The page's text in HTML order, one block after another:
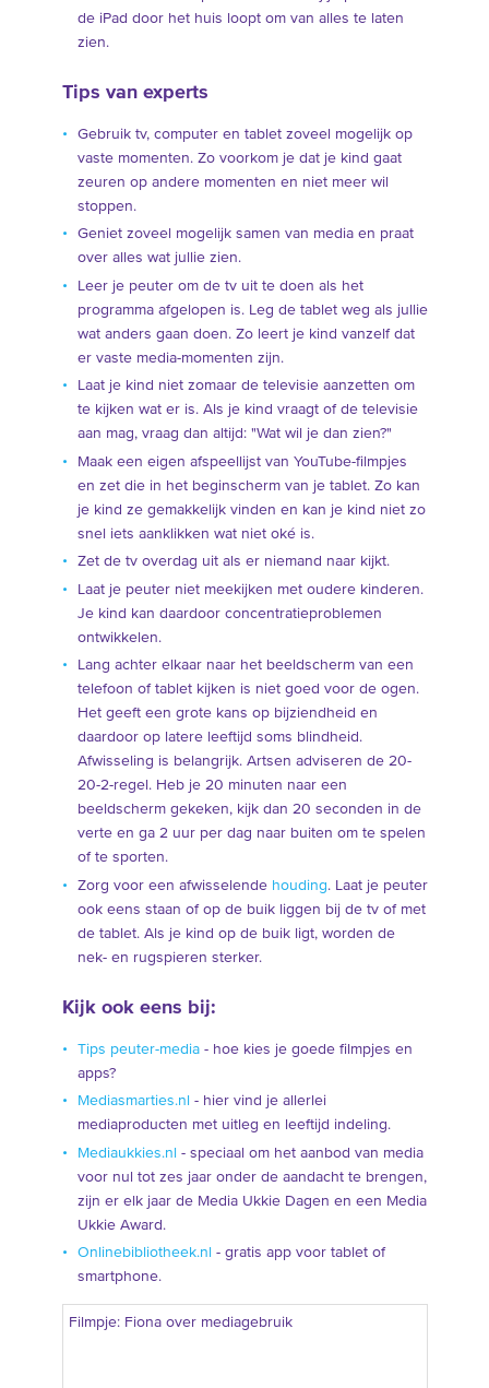
de iPad door het huis loopt om van alles te laten
zien.
Tips van experts
Gebruik tv, computer en tablet zoveel mogelijk op
vaste momenten. Zo voorkom je dat je kind gaat
zeuren op andere momenten en niet meer wil
stoppen.
Geniet zoveel mogelijk samen van media en praat
over alles wat jullie zien.
Leer je peuter om de tv uit te doen als het
programma afgelopen is. Leg de tablet weg als jullie
wat anders gaan doen. Zo leert je kind vanzelf dat
er vaste media-momenten zijn.
Laat je kind niet zomaar de televisie aanzetten om
te kijken wat er is. Als je kind vraagt of de televisie
aan mag, vraag dan altijd: "Wat wil je dan zien?"
Maak een eigen afspeellijst van YouTube-filmpjes
en zet die in het beginscherm van je tablet. Zo kan
je kind ze gemakkelijk vinden en kan je kind niet zo
snel iets aanklikken wat niet oké is.
Zet de tv overdag uit als er niemand naar kijkt.
Laat je peuter niet meekijken met oudere kinderen.
Je kind kan daardoor concentratieproblemen
ontwikkelen.
Lang achter elkaar naar het beeldscherm van een
telefoon of tablet kijken is niet goed voor de ogen.
Het geeft een grote kans op bijziendheid en
daardoor op latere leeftijd soms blindheid.
Afwisseling is belangrijk. Artsen adviseren de 20-
20-2-regel. Heb je 20 minuten naar een
beeldscherm gekeken, kijk dan 20 seconden in de
verte en ga 2 uur per dag naar buiten om te spelen
of te sporten.
Zorg voor een afwisselende houding. Laat je peuter
ook eens staan of op de buik liggen bij de tv of met
de tablet. Als je kind op de buik ligt, worden de
nek- en rugspieren sterker.
Kijk ook eens bij:
Tips peuter-media- hoe kies je goede filmpjes en
apps?
Mediasmarties.nl - hier vind je allerlei
mediaproducten met uitleg en leeftijd indeling.
Mediaukkies.nl - speciaal om het aanbod van media
voor nul tot zes jaar onder de aandacht te brengen,
zijn er elk jaar de Media Ukkie Dagen en een Media
Ukkie Award.
Onlinebibliotheek.nl - gratis app voor tablet of
smartphone.
Filmpje: Fiona over mediagebruik